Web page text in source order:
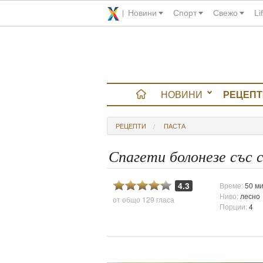
Новини Спорт Свежо
НОВИНИ
РЕЦЕПТИ ПАСТА
Спагети болонезе със
4.3
от общо 129 гласа
Време:50
Ниво: лесно
Порции:4